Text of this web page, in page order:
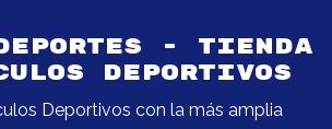
- TIENDA
DEPORTIVOS
Deportivos con la más amplia